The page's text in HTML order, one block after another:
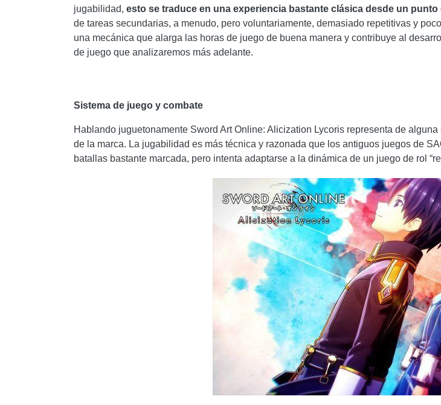
jugabilidad, esto se traduce en una experiencia bastante clásica desde un punto
de tareas secundarias, a menudo, pero voluntariamente, demasiado repetitivas y
una mecánica que alarga las horas de juego de buena manera y contribuye al
de juego que analizaremos más adelante.
Sistema de juego y combate
Hablando juguetonamente Sword Art Online: Alicization Lycoris representa de
de la marca. La jugabilidad es más técnica y razonada que los antiguos juegos de
batallas bastante marcada, pero intenta adaptarse a la dinámica de un juego de rol